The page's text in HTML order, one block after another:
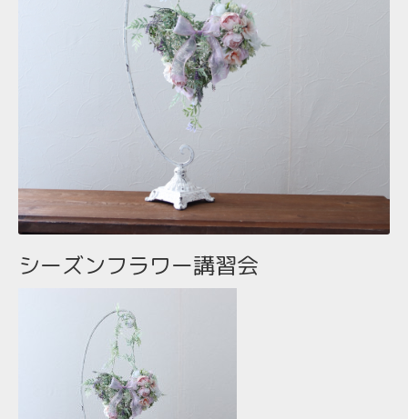
シーズンフラワー講習会